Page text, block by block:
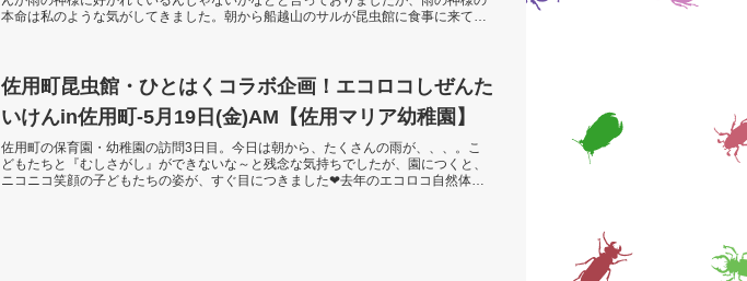
本命は私のような気がしてきました。朝から船越山のサルが昆虫館に食事に来てい
佐用町昆虫館・ひとはくコラボ企画！エコロコしぜんた
いけんin佐用町-5月19日(金)AM【佐用マリア幼稚園】
佐用町の保育園・幼稚園の訪問3日目。今日は朝から、たくさんの雨が、、、。こ
どもたちと『むしさがし』ができないな～と残念な気持ちでしたが、園につくと、
ニコニコ笑顔の子どもたちの姿が、すぐ目につきました❤去年のエコロコ自然体験